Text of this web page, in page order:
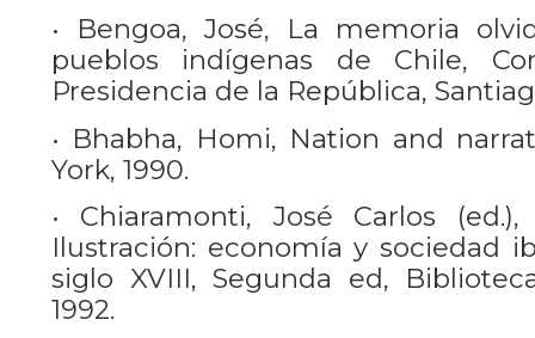
• Bengoa, José, La memoria
pueblos indígenas de Chile,
Presidencia de la República,
• Bhabha, Homi, Nation and
York, 1990.
• Chiaramonti, José Carlos
Ilustración: economía y sociedad
siglo XVIII, Segunda ed,
1992.